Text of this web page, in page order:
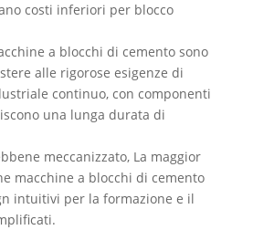
costi inferiori per blocco
a blocchi di cemento sono
alle rigorose esigenze di
continuo, con componenti
una lunga durata di
meccanizzato, La maggior
macchine a blocchi di cemento
intuitivi per la formazione e il